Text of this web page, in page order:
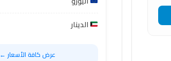
الدينار
عرض كافة الأسعار ←